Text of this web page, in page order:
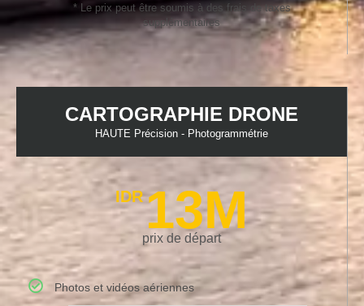
* Le prix peut être soumis à des frais de taxes
supplémentaires
CARTOGRAPHIE DRONE
HAUTE Précision - Photogrammétrie
IDR13M
prix de départ
Photos et vidéos aériennes